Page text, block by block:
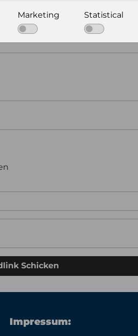
Schicken
Impressum:
Marketing Statistical